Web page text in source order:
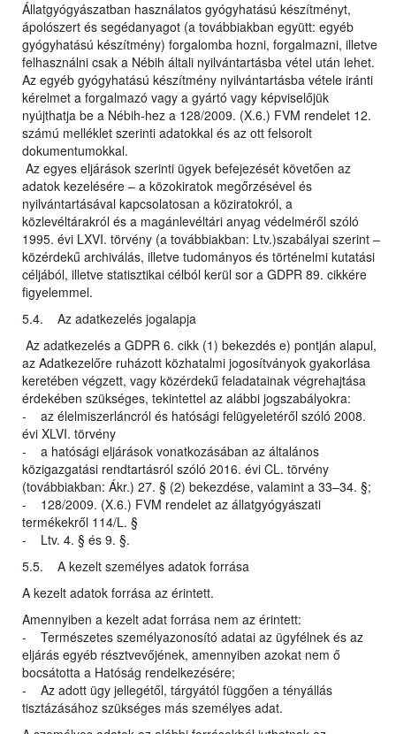
Állatgyógyászatban használatos gyógyhatású készítményt,
ápolószert és segédanyagot (a továbbiakban együtt: egyéb
gyógyhatású készítmény) forgalomba hozni, forgalmazni, illetve
felhasználni csak a Nébih általi nyilvántartásba vétel után lehet.
Az egyéb gyógyhatású készítmény nyilvántartásba vétele iránti
kérelmet a forgalmazó vagy a gyártó vagy képviselőjük
nyújthatja be a Nébih-hez a 128/2009. (X.6.) FVM rendelet 12.
számú melléklet szerinti adatokkal és az ott felsorolt
dokumentumokkal.
Az egyes eljárások szerinti ügyek befejezését követően az
adatok kezelésére – a közokiratok megőrzésével és
nyilvántartásával kapcsolatosan a köziratokról, a
közlevéltárakról és a magánlevéltári anyag védelméről szóló
1995. évi LXVI. törvény (a továbbiakban: Ltv.)szabályai szerint –
közérdekű archiválás, illetve tudományos és történelmi kutatási
céljából, illetve statisztikai célból kerül sor a GDPR 89. cikkére
figyelemmel.
5.4. Az adatkezelés jogalapja
Az adatkezelés a GDPR 6. cikk (1) bekezdés e) pontján alapul,
az Adatkezelőre ruházott közhatalmi jogosítványok gyakorlása
keretében végzett, vagy közérdekű feladatainak végrehajtása
érdekében szükséges, tekintettel az alábbi jogszabályokra:
- az élelmiszerláncról és hatósági felügyeletéről szóló 2008.
évi XLVI. törvény
- a hatósági eljárások vonatkozásában az általános
közigazgatási rendtartásról szóló 2016. évi CL. törvény
(továbbiakban: Ákr.) 27. § (2) bekezdése, valamint a 33–34. §;
- 128/2009. (X.6.) FVM rendelet az állatgyógyászati
termékekről 114/L. §
- Ltv. 4. § és 9. §.
5.5. A kezelt személyes adatok forrása
A kezelt adatok forrása az érintett.
Amennyiben a kezelt adat forrása nem az érintett:
- Természetes személyazonosító adatai az ügyfélnek és az
eljárás egyéb résztvevőjének, amennyiben azokat nem ő
bocsátotta a Hatóság rendelkezésére;
- Az adott ügy jellegétől, tárgyától függően a tényállás
tisztázásához szükséges más személyes adat.